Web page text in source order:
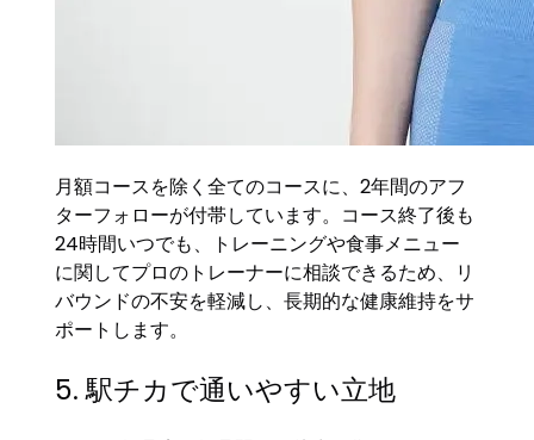
月額コースを除く全てのコースに、2年間のアフ
ターフォローが付帯しています。コース終了後も
24時間いつでも、トレーニングや食事メニュー
に関してプロのトレーナーに相談できるため、リ
バウンドの不安を軽減し、長期的な健康維持をサ
ポートします。
5. 駅チカで通いやすい立地